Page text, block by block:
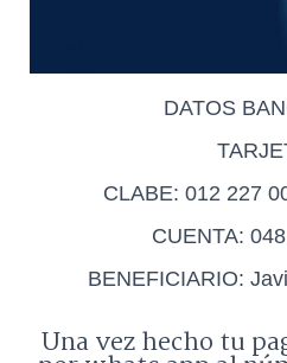
DATOS
CLABE: 012 227
CUENTA:
BENEFICIARIO:
Una vez hecho tu